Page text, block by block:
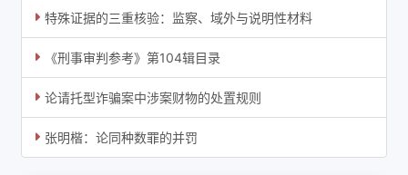
特殊证据的三重核验：监察、域外与说明性材料
《刑事审判参考》第104辑目录
论请托型诈骗案中涉案财物的处置规则
张明楷：论同种数罪的并罚